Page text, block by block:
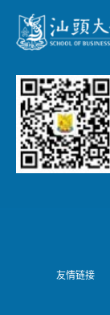
友情链接